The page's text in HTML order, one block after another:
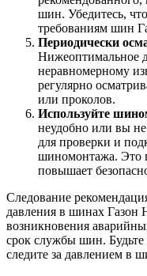
шин. Убедитесь,
требованиям шин
Периодически
Нижеоптимальное
неравномерному
регулярно
или проколов.
Используйте
неудобно или вы
для проверки и
шиномонтажа. Это
повышает
Следование
давления в шинах Газон
возникновения
срок службы шин.
следите за давлением в